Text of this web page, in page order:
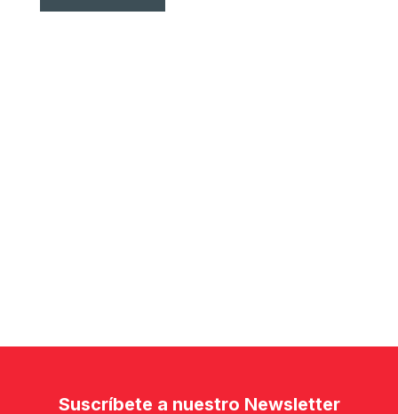
Suscríbete a nuestro Newsletter